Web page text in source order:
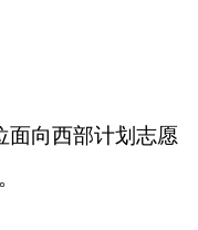
州事业单位
格按照发布
个岗位，凡